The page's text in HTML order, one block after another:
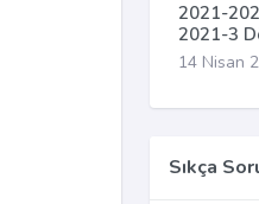
2021-
2021-3
14 Nisan
Sıkça